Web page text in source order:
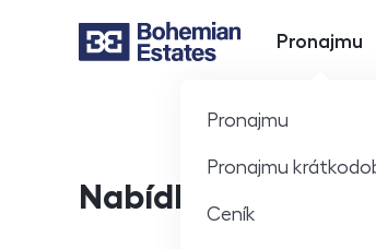
Hlavní
Pronajmu
Pronajmu
Pronajmu
Ceník
Nabídka